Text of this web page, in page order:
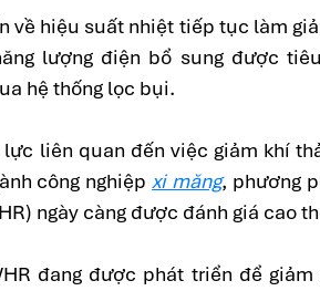
về hiệu suất nhiệt tiếp tục làm
lượng điện bổ sung được
hệ thống lọc bụi.
lực liên quan đến việc giảm khí
công nghiệpxi măng, phương
ngày càng được đánh giá cao
đang được phát triển để